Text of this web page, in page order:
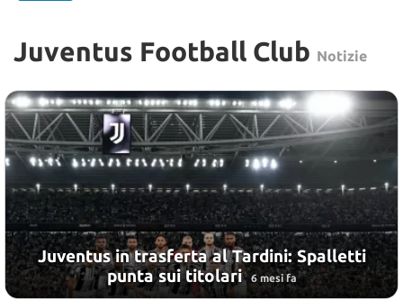
Juventus Football Club Notizie
Juventus in trasferta al Tardini: Spalletti
punta sui titolari 6 mesi fa